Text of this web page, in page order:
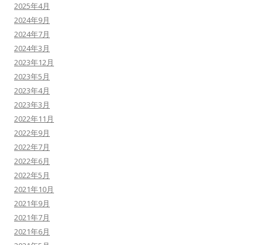
2025年4月
2024年9月
2024年7月
2024年3月
2023年12月
2023年5月
2023年4月
2023年3月
2022年11月
2022年9月
2022年7月
2022年6月
2022年5月
2021年10月
2021年9月
2021年7月
2021年6月